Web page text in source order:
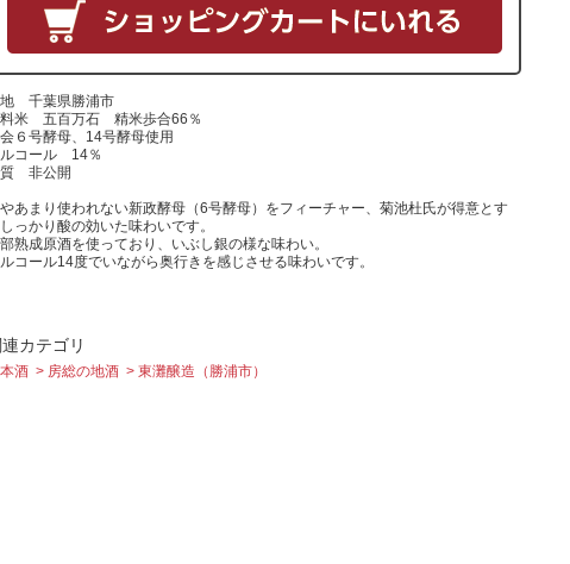
千葉県勝浦市
米 五百万石 精米歩合66％
６号酵母、14号酵母使用
コール 14％
非公開
あまり使われない新政酵母（6号酵母）をフィーチャー、菊池杜氏が得意とす
っかり酸の効いた味わいです。
熟成原酒を使っており、いぶし銀の様な味わい。
コール14度でいながら奥行きを感じさせる味わいです。
カテゴリ
酒 房総の地酒 東灘醸造（勝浦市）